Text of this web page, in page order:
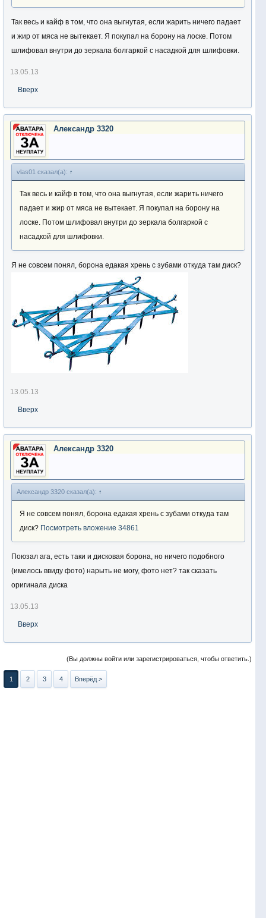
Так весь и кайф в том, что она выгнутая, если жарить ничего падает
и жир от мяса не вытекает. Я покупал на борону на лоске. Потом
шлифовал внутри до зеркала болгаркой с насадкой для шлифовки.
13.05.13
Вверх
Александр 3320
vlas01 сказал(а): ↑
Так весь и кайф в том, что она выгнутая, если жарить ничего
падает и жир от мяса не вытекает. Я покупал на борону на
лоске. Потом шлифовал внутри до зеркала болгаркой с
насадкой для шлифовки.
Я не совсем понял, борона едакая хрень с зубами откуда там диск?
13.05.13
Вверх
Александр 3320
Александр 3320 сказал(а): ↑
Я не совсем понял, борона едакая хрень с зубами откуда там
диск? Посмотреть вложение 34861
Поюзал ага, есть таки и дисковая борона, но ничего подобного
(имелось ввиду фото) нарыть не могу, фото нет? так сказать
оригинала диска
13.05.13
Вверх
(Вы должны войти или зарегистрироваться, чтобы ответить.)
1 2 3 4 Вперёд >